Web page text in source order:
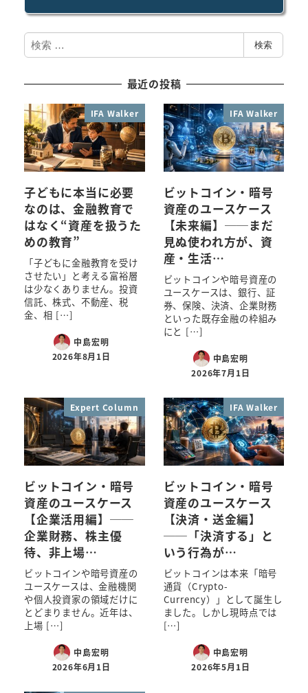
検
索
検索
最近の投稿
IFA Walker
子どもに本当に必要
なのは、金融教育で
はなく“資産を扱うた
めの教育”
「子どもに金融教育を受け
させたい」と考える富裕層
は少なくありません。投資
信託、株式、不動産、税
金、相 […]
中島宏明
2026年8月1日
IFA Walker
ビットコイン・暗号
資産のユースケース
【未来編】──まだ
見ぬ使われ方が、資
産・生活…
ビットコインや暗号資産の
ユースケースは、銀行、証
券、保険、決済、企業財務
といった既存金融の枠組み
にと […]
中島宏明
2026年7月1日
Expert Column
ビットコイン・暗号
資産のユースケース
【企業活用編】──
企業財務、株主優
待、非上場…
ビットコインや暗号資産の
ユースケースは、金融機関
や個人投資家の領域だけに
とどまりません。近年は、
上場 […]
中島宏明
2026年6月1日
IFA Walker
ビットコイン・暗号
資産のユースケース
【決済・送金編】
──「決済する」と
いう行為が…
ビットコインは本来「暗号
通貨（Crypto-
Currency）」として誕生し
ました。しかし現時点では
[…]
中島宏明
2026年5月1日